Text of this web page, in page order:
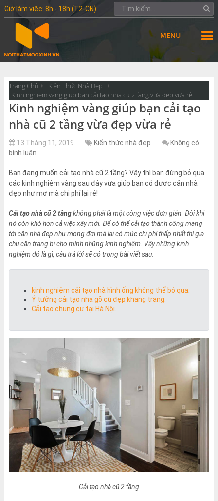
Giờ làm việc: 8h - 18h (T2-CN)
MENU
Trang Chủ
Kiến Thức Nhà Đẹp
Kinh nghiệm vàng giúp bạn cải tạo nhà cũ 2 tầng vừa đẹp vừa rẻ
Kinh nghiệm vàng giúp bạn cải tạo
nhà cũ 2 tầng vừa đẹp vừa rẻ
13 Tháng 11, 2019 Kiến thức nhà đẹp
Không có
bình luận
Bạn đang muốn cải tạo nhà cũ 2 tầng? Vậy thì bạn đừng bỏ qua
các kinh nghiệm vàng sau đây vừa giúp bạn có được căn nhà
đẹp như mơ mà chi phí lại rẻ!
Cải tạo nhà cũ 2 tầngkhông phải là một công việc đơn giản. Đôi khi
nó còn khó hơn cả việc xây mới. Để có thể cải tạo thành công mang
tới căn nhà đẹp như mong đợi mà lại có mức chi phí thấp nhất thì gia
chủ cần trang bị cho mình những kinh nghiệm. Vậy những kinh
nghiệm đó là gì, câu trả lời sẽ có trong bài viết sau.
kinh nghiệm cải tạo nhà hình ống không thể bỏ qua
Ý tưởng cải tạo nhà gỗ cũ đẹp khang trang.
Cải tạo chung cư tại Hà Nội.
Cải tạo nhà cũ 2 tầng